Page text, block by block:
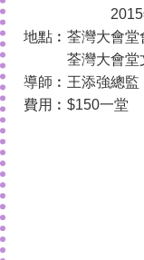
2015年3月
地點︰荃灣大會
荃灣大會堂文
導師︰王添強總監
費用︰$150一堂